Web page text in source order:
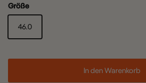
Größe
46.0
In den Warenkorb